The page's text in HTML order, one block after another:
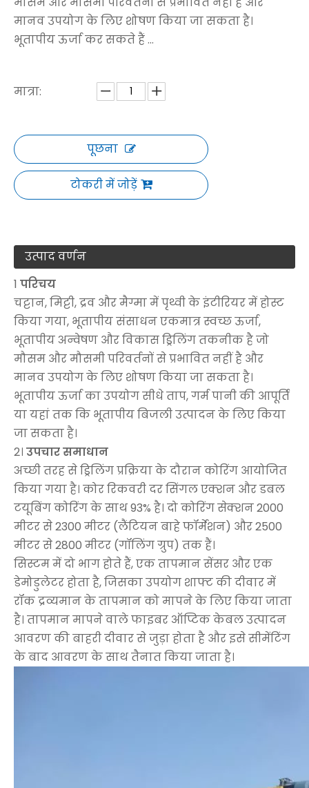
मानव उपयोग के लिए शोषण किया जा सकता है।
भूतापीय ऊर्जा कर सकते हैं ...
मात्रा:
पूछना
टोकरी में जोड़ें
उत्पाद वर्णन
1 परिचय
चट्टान, मिट्टी, द्रव और मैग्मा में पृथ्वी के इंटीरियर में होस्ट
किया गया, भूतापीय संसाधन एकमात्र स्वच्छ ऊर्जा,
भूतापीय अन्वेषण और विकास ड्रिलिंग तकनीक है जो
मौसम और मौसमी परिवर्तनों से प्रभावित नहीं है और
मानव उपयोग के लिए शोषण किया जा सकता है।
भूतापीय ऊर्जा का उपयोग सीधे ताप, गर्म पानी की आपूर्ति
या यहां तक ​​कि भूतापीय बिजली उत्पादन के लिए किया
जा सकता है।
2। उपचार समाधान
अच्छी तरह से ड्रिलिंग प्रक्रिया के दौरान कोरिंग आयोजित
किया गया है। कोर रिकवरी दर सिंगल एक्शन और डबल
टयूबिंग कोरिंग के साथ 93% है। दो कोरिंग सेक्शन 2000
मीटर से 2300 मीटर (लैंटियन बाहे फॉर्मेशन) और 2500
मीटर से 2800 मीटर (गॉलिंग ग्रुप) तक हैं।
सिस्टम में दो भाग होते हैं, एक तापमान सेंसर और एक
डेमोडुलेटर होता है, जिसका उपयोग शाफ्ट की दीवार में
रॉक द्रव्यमान के तापमान को मापने के लिए किया जाता
है। तापमान मापने वाले फाइबर ऑप्टिक केबल उत्पादन
आवरण की बाहरी दीवार से जुड़ा होता है और इसे सीमेंटिंग
के बाद आवरण के साथ तैनात किया जाता है।